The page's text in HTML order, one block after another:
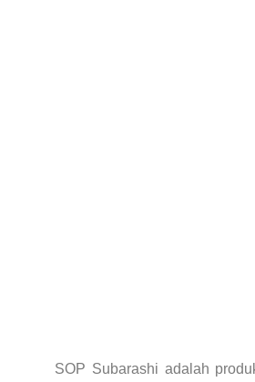
SOP Subarashi adalah